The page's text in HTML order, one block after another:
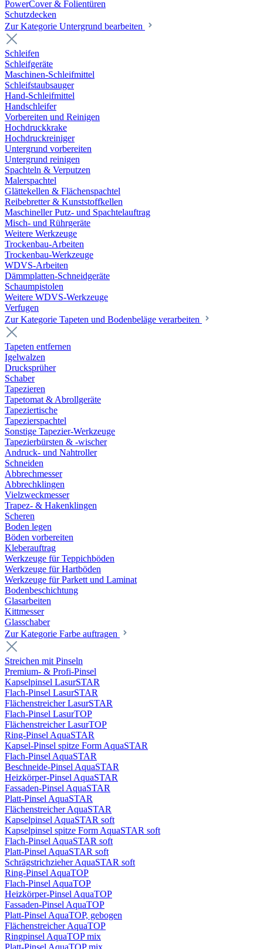
PowerCover & Folientüren
Schutzdecken
Zur Kategorie Untergrund bearbeiten
Schleifen
Schleifgeräte
Maschinen-Schleifmittel
Schleifstaubsauger
Hand-Schleifmittel
Handschleifer
Vorbereiten und Reinigen
Hochdruckkrake
Hochdruckreiniger
Untergrund vorbereiten
Untergrund reinigen
Spachteln & Verputzen
Malerspachtel
Glättekellen & Flächenspachtel
Reibebretter & Kunststoffkellen
Maschineller Putz- und Spachtelauftrag
Misch- und Rührgeräte
Weitere Werkzeuge
Trockenbau-Arbeiten
Trockenbau-Werkzeuge
WDVS-Arbeiten
Dämmplatten-Schneidgeräte
Schaumpistolen
Weitere WDVS-Werkzeuge
Verfugen
Zur Kategorie Tapeten und Bodenbeläge verarbeiten
Tapeten entfernen
Igelwalzen
Drucksprüher
Schaber
Tapezieren
Tapetomat & Abrollgeräte
Tapeziertische
Tapezierspachtel
Sonstige Tapezier-Werkzeuge
Tapezierbürsten & -wischer
Andruck- und Nahtroller
Schneiden
Abbrechmesser
Abbrechklingen
Vielzweckmesser
Trapez- & Hakenklingen
Scheren
Boden legen
Böden vorbereiten
Kleberauftrag
Werkzeuge für Teppichböden
Werkzeuge für Hartböden
Werkzeuge für Parkett und Laminat
Bodenbeschichtung
Glasarbeiten
Kittmesser
Glasschaber
Zur Kategorie Farbe auftragen
Streichen mit Pinseln
Premium- & Profi-Pinsel
Kapselpinsel LasurSTAR
Flach-Pinsel LasurSTAR
Flächenstreicher LasurSTAR
Flach-Pinsel LasurTOP
Flächenstreicher LasurTOP
Ring-Pinsel AquaSTAR
Kapsel-Pinsel spitze Form AquaSTAR
Flach-Pinsel AquaSTAR
Beschneide-Pinsel AquaSTAR
Heizkörper-Pinsel AquaSTAR
Fassaden-Pinsel AquaSTAR
Platt-Pinsel AquaSTAR
Flächenstreicher AquaSTAR
Kapselpinsel AquaSTAR soft
Kapselpinsel spitze Form AquaSTAR soft
Flach-Pinsel AquaSTAR soft
Platt-Pinsel AquaSTAR soft
Schrägstrichzieher AquaSTAR soft
Ring-Pinsel AquaTOP
Flach-Pinsel AquaTOP
Heizkörper-Pinsel AquaTOP
Fassaden-Pinsel AquaTOP
Platt-Pinsel AquaTOP, gebogen
Flächenstreicher AquaTOP
Ringpinsel AquaTOP mix
Platt-Pinsel AquaTOP mix